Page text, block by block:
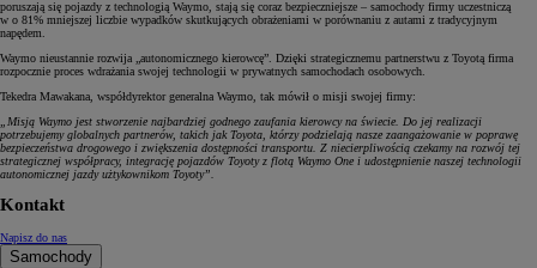
poruszają się pojazdy z technologią Waymo, stają się coraz bezpieczniejsze – samochody firmy uczestniczą
w o 81% mniejszej liczbie wypadków skutkujących obrażeniami w porównaniu z autami z tradycyjnym
napędem.
Waymo nieustannie rozwija „autonomicznego kierowcę”. Dzięki strategicznemu partnerstwu z Toyotą firma
rozpocznie proces wdrażania swojej technologii w prywatnych samochodach osobowych.
Tekedra Mawakana, współdyrektor generalna Waymo, tak mówił o misji swojej firmy:
„Misją Waymo jest stworzenie najbardziej godnego zaufania kierowcy na świecie. Do jej realizacji
potrzebujemy globalnych partnerów, takich jak Toyota, którzy podzielają nasze zaangażowanie w poprawę
bezpieczeństwa drogowego i zwiększenia dostępności transportu. Z niecierpliwością czekamy na rozwój tej
strategicznej współpracy, integrację pojazdów Toyoty z flotą Waymo One i udostępnienie naszej technologii
autonomicznej jazdy użtykownikom Toyoty”.
Kontakt
Napisz do nas
Samochody